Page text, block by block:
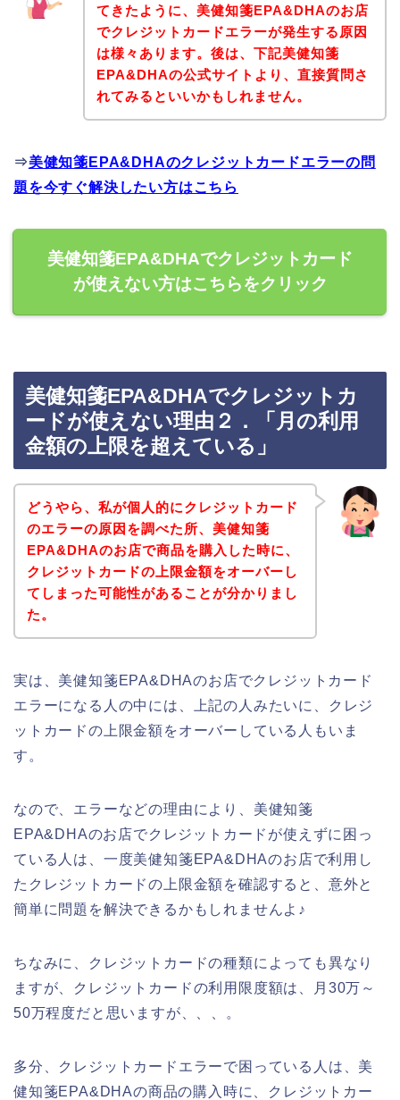
てきたように、美健知箋EPA&DHAのお店
でクレジットカードエラーが発生する原因
は様々あります。後は、下記美健知箋
EPA&DHAの公式サイトより、直接質問さ
れてみるといいかもしれません。
⇒美健知箋EPA&DHAのクレジットカードエラーの問
題を今すぐ解決したい方はこちら
美健知箋EPA&DHAでクレジットカード
が使えない方はこちらをクリック
美健知箋EPA&DHAでクレジットカ
ードが使えない理由２．「月の利用
金額の上限を超えている」
どうやら、私が個人的にクレジットカード
のエラーの原因を調べた所、美健知箋
EPA&DHAのお店で商品を購入した時に、
クレジットカードの上限金額をオーバーし
てしまった可能性があることが分かりまし
た。
実は、美健知箋EPA&DHAのお店でクレジットカード
エラーになる人の中には、上記の人みたいに、クレジ
ットカードの上限金額をオーバーしている人もいま
す。
なので、エラーなどの理由により、美健知箋
EPA&DHAのお店でクレジットカードが使えずに困っ
ている人は、一度美健知箋EPA&DHAのお店で利用し
たクレジットカードの上限金額を確認すると、意外と
簡単に問題を解決できるかもしれませんよ♪
ちなみに、クレジットカードの種類によっても異なり
ますが、クレジットカードの利用限度額は、月30万～
50万程度だと思いますが、、、。
多分、クレジットカードエラーで困っている人は、美
健知箋EPA&DHAの商品の購入時に、クレジットカー